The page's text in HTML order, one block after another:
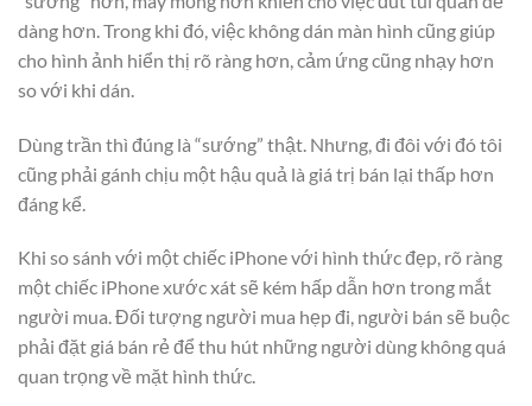
dàng hơn. Trong khi đó, việc không dán màn hình cũng giúp
cho hình ảnh hiển thị rõ ràng hơn, cảm ứng cũng nhạy hơn
so với khi dán.
Dùng trần thì đúng là “sướng” thật. Nhưng, đi đôi với đó tôi
cũng phải gánh chịu một hậu quả là giá trị bán lại thấp hơn
đáng kể.
Khi so sánh với một chiếc iPhone với hình thức đẹp, rõ ràng
một chiếc iPhone xước xát sẽ kém hấp dẫn hơn trong mắt
người mua. Đối tượng người mua hẹp đi, người bán sẽ buộc
phải đặt giá bán rẻ để thu hút những người dùng không quá
quan trọng về mặt hình thức.